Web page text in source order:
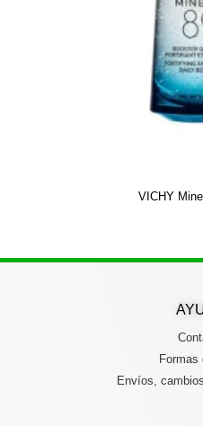
VICHY
Formas
Envíos,